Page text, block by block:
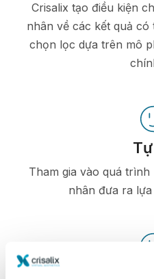
Crisalix tạo điều kiện
nhân về các kết quả
chọn lọc dựa trên mô
Tham gia vào quá
nhân đưa ra